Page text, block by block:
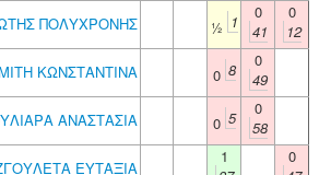
ΠΟΛΥΧΡΟΝΗΣ ½ 1
0
41
0
12
ΚΩΝΣΤΑΝΤΙΝΑ 0 8
0
49
ΑΝΑΣΤΑΣΙΑ 0 5
0
58
ΕΥΤΑΞΙΑ
1
0